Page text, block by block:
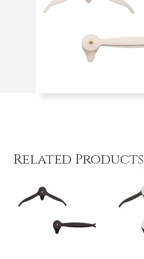
Related Products